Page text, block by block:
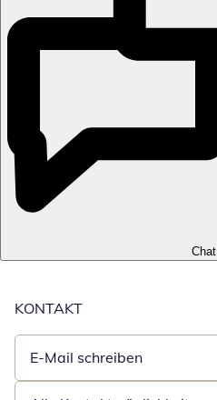
Chat
KONTAKT
E-Mail schreiben
Öffnet E-Mail-Client